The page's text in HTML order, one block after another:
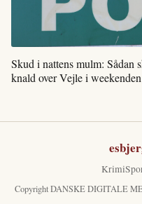
Skud i nattens mulm: Sådan
knald over Vejle i weekenden
Krimi
Copyright DANSKE DIGITALE